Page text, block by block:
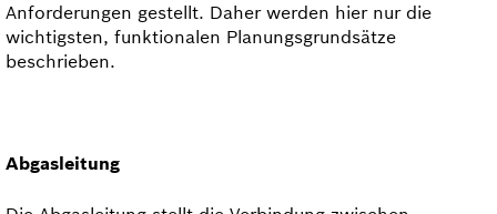
Anforderungen gestellt. Daher werden hier nur die
wichtigsten, funktionalen Planungsgrundsätze
beschrieben.
Abgasleitung